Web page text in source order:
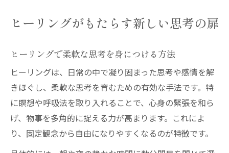
視点転換へ導くパラダイムと癒しの関係
ヒーリングでパラダイム転換が起こる理由
癒しがもたらす新しい発想のきっかけ作り
ヒーリングとパラダイムの結びつきを探る
固定観念から自由になるヒーリング体験
柔軟な発想を育むヒーリング体験の意義
ヒーリングがもたらす新しい思考の扉
ヒーリングで柔軟な思考を身につける方法
ヒーリングは、日常の中で凝り固まった思考や感情を解
きほぐし、柔軟な思考を育むための有効な手法です。特
に瞑想や呼吸法を取り入れることで、心身の緊張を和ら
げ、物事を多角的に捉える力が高まります。これによ
り、固定観念から自由になりやすくなるのが特徴です。